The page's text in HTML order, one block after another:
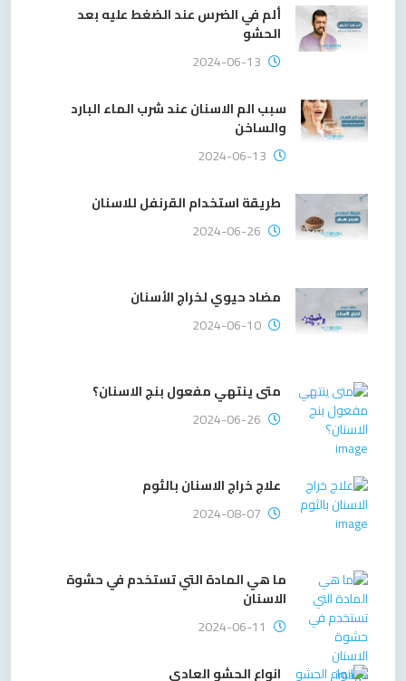
ألم في الضرس عند الضغط عليه بعد
الحشو
2024-06-13
سبب الم الاسنان عند شرب الماء البارد
والساخن
2024-06-13
طريقة استخدام القرنفل للاسنان
2024-06-26
مضاد حيوي لخراج الأسنان
2024-06-10
متى ينتهي مفعول بنج الاسنان؟
2024-06-26
علاج خراج الاسنان بالثوم
2024-08-07
ما هي المادة التي تستخدم في حشوة
الاسنان
2024-06-11
انواع الحشو العادي